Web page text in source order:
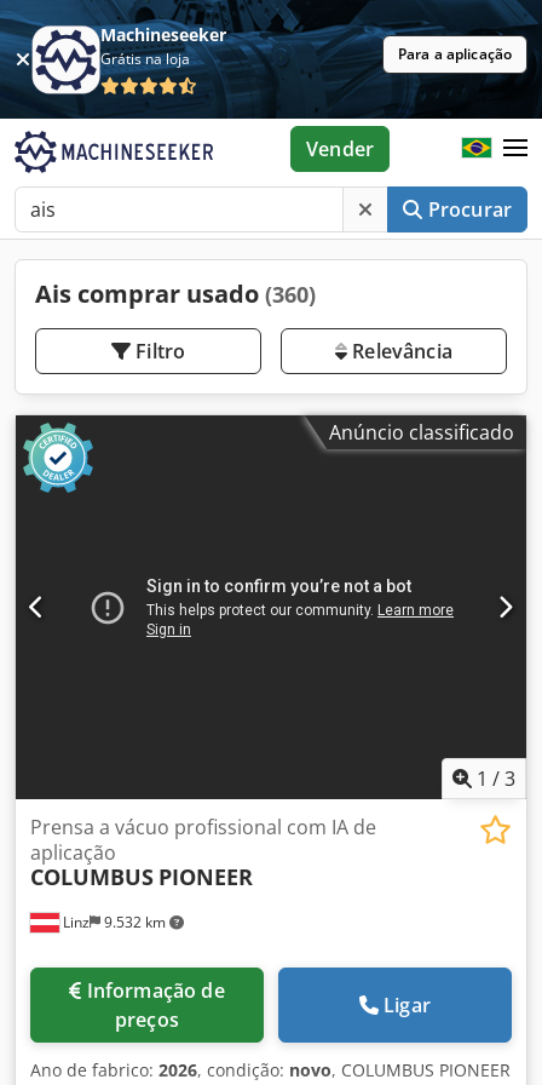
Machineseeker
Grátis na loja Para a aplicação
Procurar
Vender
Ais comprar usado (360)
Filtro Relevância
Anúncio classificado
1 /3
Linz 9.532 km
Prensa a vácuo profissional com IA de
aplicação
COLUMBUS PIONEER
preços
Ligar
Ano de fabrico: 2026, condição: novo, COLUMBUS PIONEER